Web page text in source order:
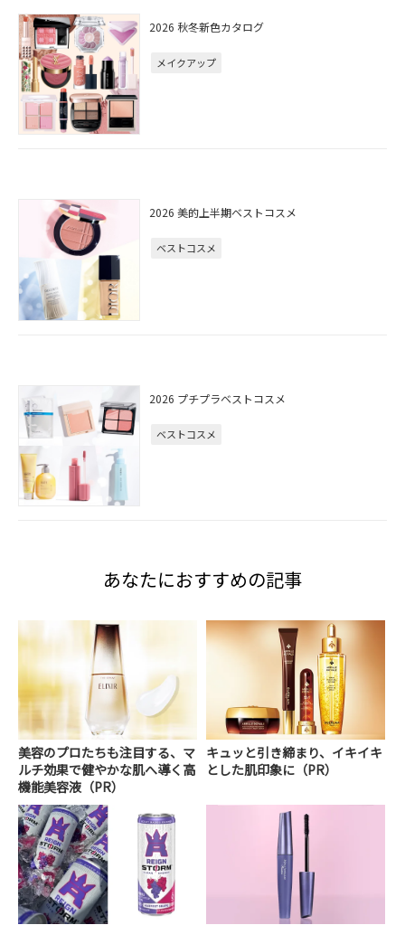
2026 秋冬新色カタログ
メイクアップ
2026 美的上半期ベストコスメ
ベストコスメ
2026 プチプラベストコスメ
ベストコスメ
あなたにおすすめの記事
美容のプロたちも注目する、マ
ルチ効果で健やかな肌へ導く高
機能美容液（PR）
キュッと引き締まり、イキイキ
とした肌印象に（PR）